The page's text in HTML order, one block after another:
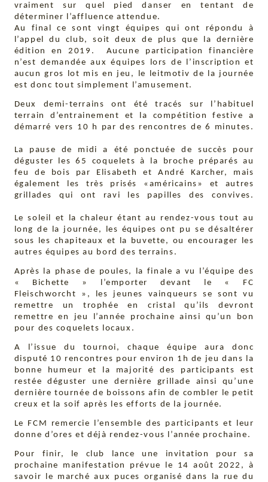
vraiment sur quel pied danser en tentant de
déterminer l’affluence attendue.
Au final ce sont vingt équipes qui ont répondu à
l’appel du club, soit deux de plus que la dernière
édition en 2019. Aucune participation financière
n’est demandée aux équipes lors de l’inscription et
aucun gros lot mis en jeu, le leitmotiv de la journée
est donc tout simplement l’amusement.
Deux demi-terrains ont été tracés sur l’habituel
terrain d’entrainement et la compétition festive a
démarré vers 10 h par des rencontres de 6 minutes.
La pause de midi a été ponctuée de succès pour
déguster les 65 coquelets à la broche préparés au
feu de bois par Elisabeth et André Karcher, mais
également les très prisés «américains» et autres
grillades qui ont ravi les papilles des convives.
Le soleil et la chaleur étant au rendez-vous tout au
long de la journée, les équipes ont pu se désaltérer
sous les chapiteaux et la buvette, ou encourager les
autres équipes au bord des terrains.
Après la phase de poules, la finale a vu l’équipe des
« Bichette » l’emporter devant le « FC
Fleischworcht », les jeunes vainqueurs se sont vu
remettre un trophée en cristal qu’ils devront
remettre en jeu l’année prochaine ainsi qu’un bon
pour des coquelets locaux.
A l’issue du tournoi, chaque équipe aura donc
disputé 10 rencontres pour environ 1h de jeu dans la
bonne humeur et la majorité des participants est
restée déguster une dernière grillade ainsi qu’une
dernière tournée de boissons afin de combler le petit
creux et la soif après les efforts de la journée.
Le FCM remercie l’ensemble des participants et leur
donne d’ores et déjà rendez-vous l’année prochaine.
Pour finir, le club lance une invitation pour sa
prochaine manifestation prévue le 14 août 2022, à
savoir le marché aux puces organisé dans la rue du